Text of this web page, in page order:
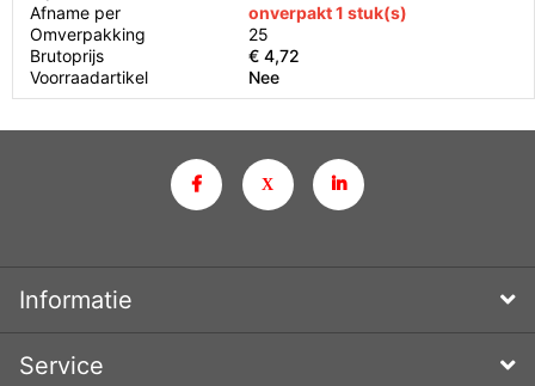
Afname per
onverpakt 1 stuk(s)
Omverpakking
25
Brutoprijs
€ 4,72
Voorraadartikel
Nee
Informatie
Service